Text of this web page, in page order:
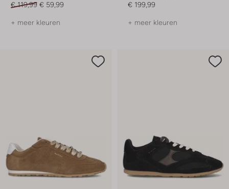
€ 119,99 € 59,99
+ meer kleuren
€ 199,99
+ meer kleuren